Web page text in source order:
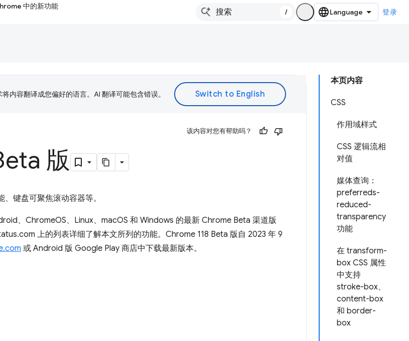
中的新功能
/ 登录
本页内容
CSS
作用域样式
CSS 逻辑流相
对值
媒体查询：
preferreds-
reduced-
transparency
功能
在 transform-
box CSS 属性
中支持
stroke-box、
content-box
和 border-
box
内容翻译成您偏好的语言。AI 翻译可能包含错误。
该内容对您有帮助吗？
版
键盘可聚焦滚动容器等。
、ChromeOS、Linux、macOS 和 Windows 的最新 Chrome Beta 渠道版
上的列表详细了解本文所列的功能。Chrome 118 Beta 版自 2023 年 9
或 Android 版 Google Play 商店中下载最新版本。